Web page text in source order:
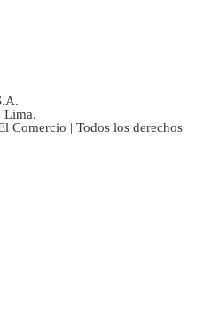
Lima.
Comercio | Todos los derechos